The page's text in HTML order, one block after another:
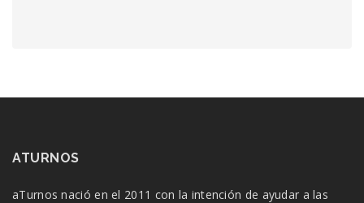
ATURNOS
aTurnos nació en el 2011 con la intención de ayudar a las